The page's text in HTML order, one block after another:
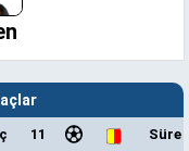
11 Süre